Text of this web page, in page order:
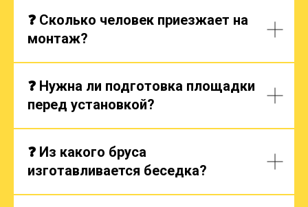
❓ Сколько человек приезжает на
монтаж?
❓ Нужна ли подготовка площадки
перед установкой?
❓ Из какого бруса
изготавливается беседка?